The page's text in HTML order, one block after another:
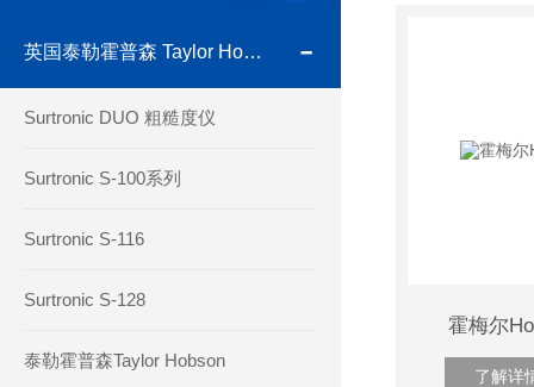
英国泰勒霍普森 Taylor Hobson
Surtronic DUO 粗糙度仪
Surtronic S-100系列
Surtronic S-116
Surtronic S-128
泰勒霍普森Taylor Hobson
霍梅尔
了解详